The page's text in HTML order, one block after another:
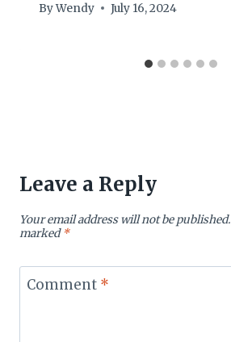
ByWendy July 16, 2024
Leave a Reply
Your email address will not be published.
marked*
Comment *